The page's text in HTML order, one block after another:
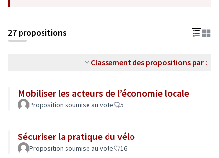
27 propositions
Classement des propositions par :
Mobiliser les acteurs de l’économie locale
Proposition soumise au vote 5
Sécuriser la pratique du vélo
Proposition soumise au vote 16